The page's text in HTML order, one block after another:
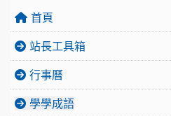
首頁
站長工具箱
行事曆
學學成語